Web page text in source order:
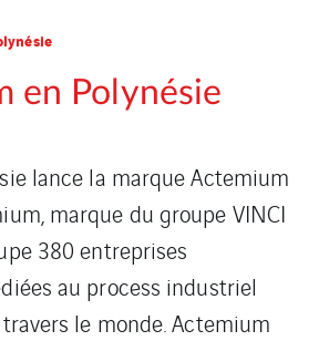
en Polynésie
lance la marque Actemium
marque du groupe VINCI
380 entreprises
au process industriel
le monde. Actemium